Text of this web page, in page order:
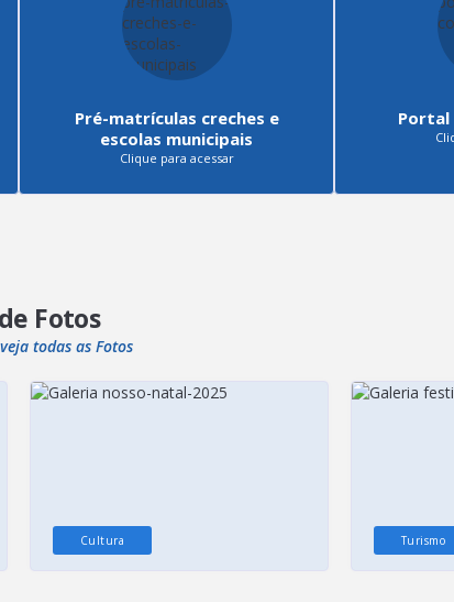
Pré-matrículas creches e
escolas municipais
Clique para acessar
Fotos
todas as Fotos
Cultura Turismo